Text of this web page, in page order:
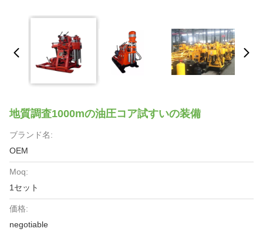
地質調査1000mの油圧コア試すいの装備
ブランド名:
OEM
Moq:
1セット
価格:
negotiable